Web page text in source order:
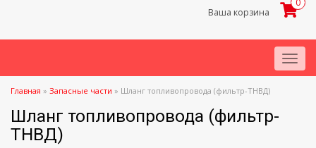
Ваша корзина
Menu
Главная » Запасные части » Шланг топливопровода (фильтр-ТНВД)
Шланг топливопровода (фильтр-
ТНВД)